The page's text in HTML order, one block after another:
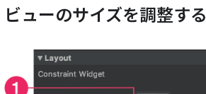
ビューのサイズを調整する